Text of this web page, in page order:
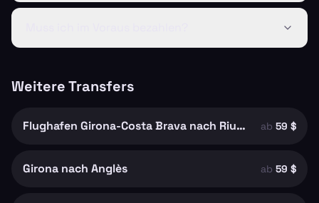
Weitere Transfers
Flughafen Girona-Costa Brava nach Riudellots de la Selva ab 59 $
Girona nach Anglès ab 59 $